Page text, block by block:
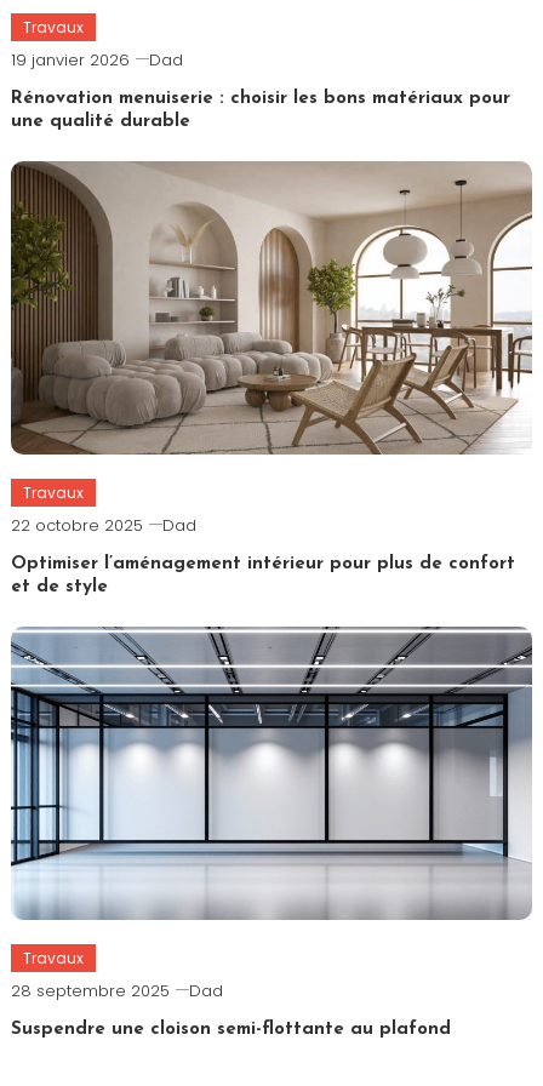
Travaux
19 janvier 2026 Dad
Rénovation menuiserie : choisir les bons matériaux pour
une qualité durable
Travaux
22 octobre 2025 Dad
Optimiser l’aménagement intérieur pour plus de confort
et de style
Travaux
28 septembre 2025 Dad
Suspendre une cloison semi-flottante au plafond